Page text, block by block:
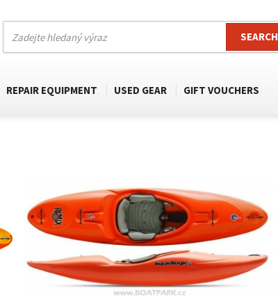
SEARCH
REPAIR EQUIPMENT USED GEAR GIFT VOUCHERS